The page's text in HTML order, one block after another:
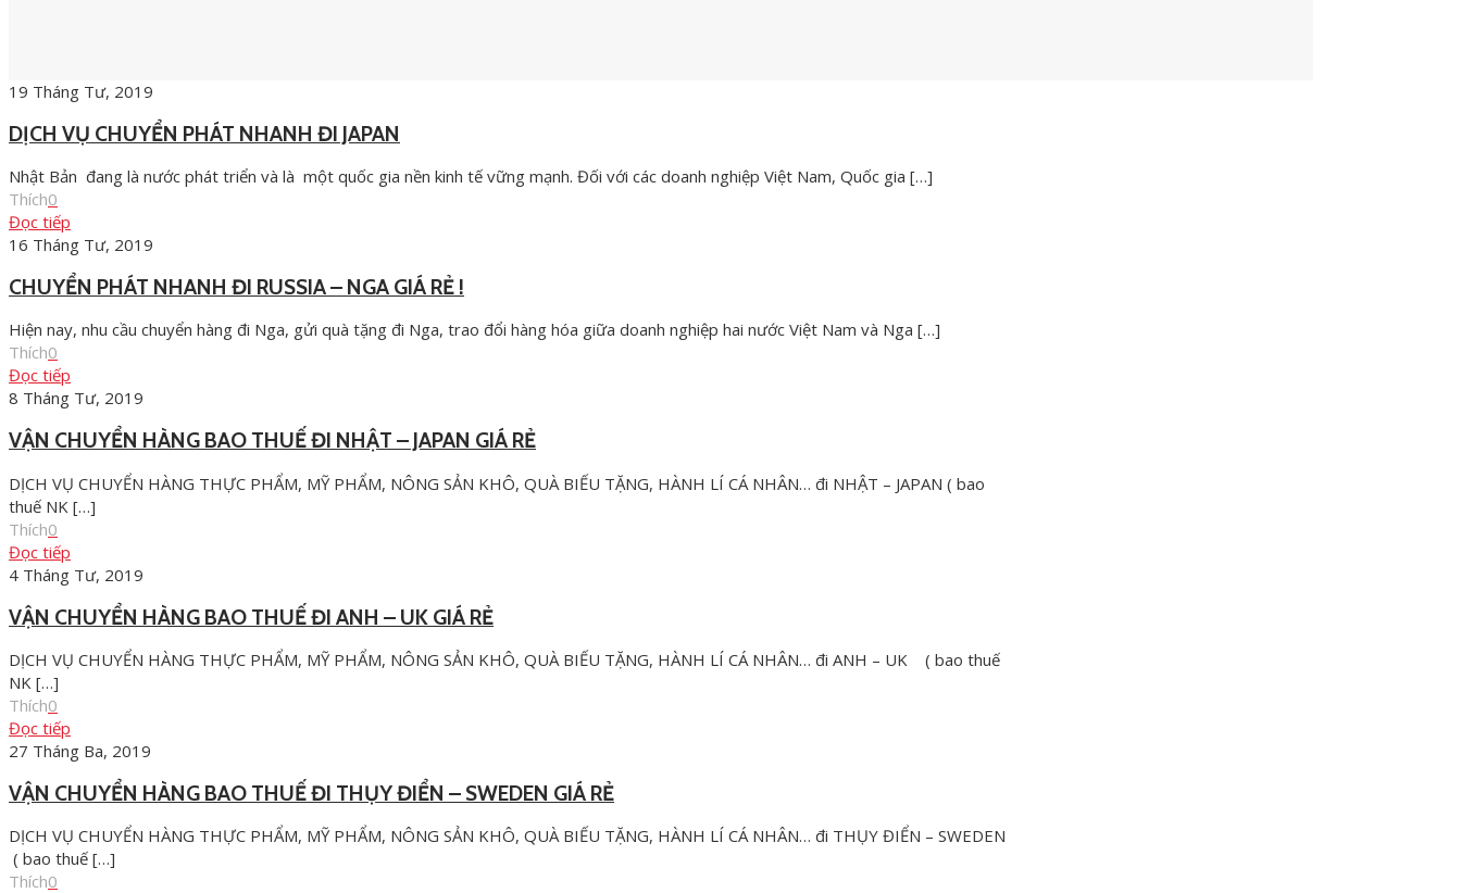
19 Tháng Tư, 2019
DỊCH VỤ CHUYỂN PHÁT NHANH ĐI JAPAN
Nhật Bản đang là nước phát triển và là một quốc gia nền kinh tế vững mạnh. Đối với các doanh nghiệp Việt Nam, Quốc gia […]
Thích0
Đọc tiếp
16 Tháng Tư, 2019
CHUYỂN PHÁT NHANH ĐI RUSSIA – NGA GIÁ RẺ !
Hiện nay, nhu cầu chuyển hàng đi Nga, gửi quà tặng đi Nga, trao đổi hàng hóa giữa doanh nghiệp hai nước Việt Nam và Nga […]
Thích0
Đọc tiếp
8 Tháng Tư, 2019
VẬN CHUYỂN HÀNG BAO THUẾ ĐI NHẬT – JAPAN GIÁ RẺ
DỊCH VỤ CHUYỂN HÀNG THỰC PHẨM, MỸ PHẨM, NÔNG SẢN KHÔ, QUÀ BIẾU TẶNG, HÀNH LÍ CÁ NHÂN… đi NHẬT – JAPAN ( bao
thuế NK […]
Thích0
Đọc tiếp
4 Tháng Tư, 2019
VẬN CHUYỂN HÀNG BAO THUẾ ĐI ANH – UK GIÁ RẺ
DỊCH VỤ CHUYỂN HÀNG THỰC PHẨM, MỸ PHẨM, NÔNG SẢN KHÔ, QUÀ BIẾU TẶNG, HÀNH LÍ CÁ NHÂN… đi ANH – UK ( bao thuế
NK […]
Thích0
Đọc tiếp
27 Tháng Ba, 2019
VẬN CHUYỂN HÀNG BAO THUẾ ĐI THỤY ĐIỂN – SWEDEN GIÁ RẺ
DỊCH VỤ CHUYỂN HÀNG THỰC PHẨM, MỸ PHẨM, NÔNG SẢN KHÔ, QUÀ BIẾU TẶNG, HÀNH LÍ CÁ NHÂN… đi THỤY ĐIỂN – SWEDEN
( bao thuế […]
Thích0